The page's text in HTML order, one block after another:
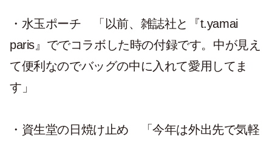
・水玉ポーチ 「以前、雑誌社と『t.yamai
paris』ででコラボした時の付録です。中が見え
て便利なのでバッグの中に入れて愛用してま
す」
・資生堂の日焼け止め 「今年は外出先で気軽